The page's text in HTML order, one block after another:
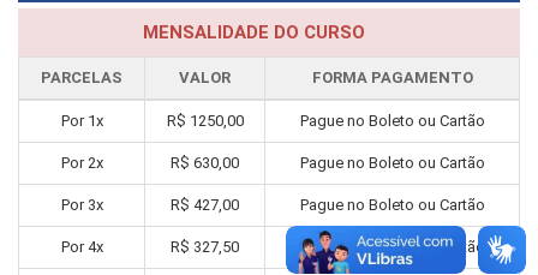
MENSALIDADE DO CURSO
PARCELAS VALOR FORMA PAGAMENTO
Por 1x R$ 1250,00 Pague no Boleto ou Cartão
Por2x R$ 630,00 Pague no Boleto ou Cartão
Por 3x R$ 427,00 Pague no Boleto ou Cartão
Por4x R$ 327,50 Pague no Boleto ou Cartão